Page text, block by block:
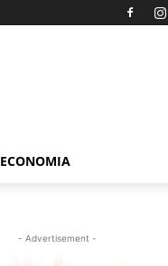
ECONOMIA
- Advertisement -